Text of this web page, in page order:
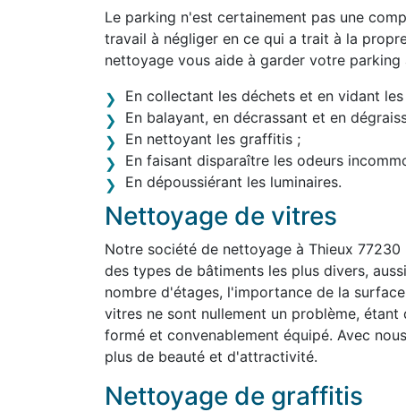
Le parking n'est certainement pas une
travail à négliger en ce qui a trait à la
nettoyage vous aide à garder votre
En collectant les déchets et en vidant
En balayant, en décrassant et en
En nettoyant les graffitis ;
En faisant disparaître les odeurs
En dépoussiérant les luminaires.
Nettoyage de vitres
Notre société de nettoyage à Thieux
des types de bâtiments les plus divers,
nombre d'étages, l'importance de la
vitres ne sont nullement un problème,
formé et convenablement équipé. Avec
plus de beauté et d'attractivité.
Nettoyage de graffitis